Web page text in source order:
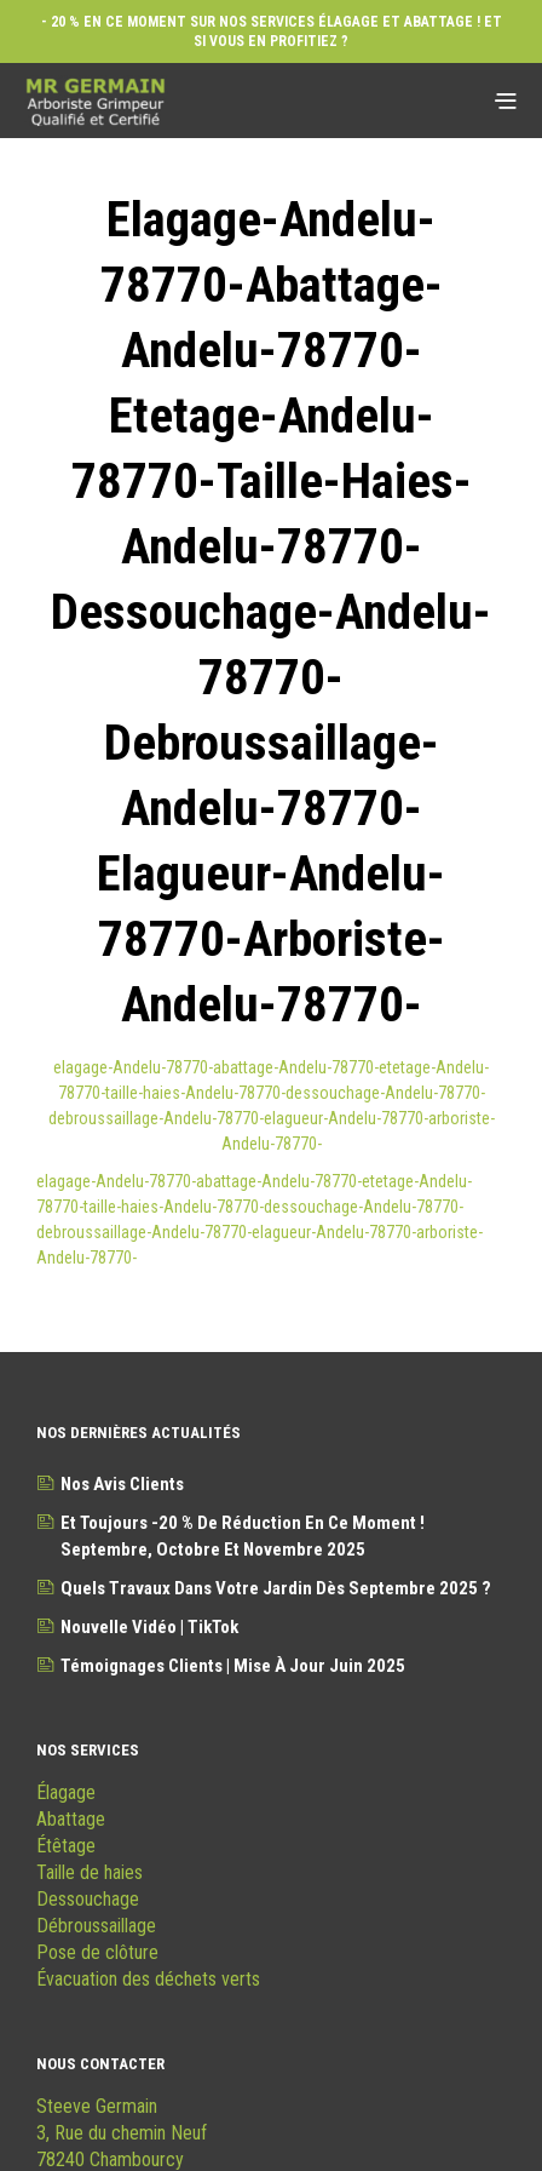
- 20 % EN CE MOMENT SUR NOS SERVICES ÉLAGAGE ET ABATTAGE ! ET
SI VOUS EN PROFITIEZ ?
Elagage-Andelu-
78770-Abattage-
Andelu-78770-
Etetage-Andelu-
78770-Taille-Haies-
Andelu-78770-
Dessouchage-Andelu-
78770-
Debroussaillage-
Andelu-78770-
Elagueur-Andelu-
78770-Arboriste-
Andelu-78770-
elagage-Andelu-78770-abattage-Andelu-78770-etetage-Andelu-
78770-taille-haies-Andelu-78770-dessouchage-Andelu-78770-
debroussaillage-Andelu-78770-elagueur-Andelu-78770-arboriste-
Andelu-78770-
elagage-Andelu-78770-abattage-Andelu-78770-etetage-Andelu-
78770-taille-haies-Andelu-78770-dessouchage-Andelu-78770-
debroussaillage-Andelu-78770-elagueur-Andelu-78770-arboriste-
Andelu-78770-
NOS DERNIÈRES ACTUALITÉS
Nos Avis Clients
Et Toujours -20 % De Réduction En Ce Moment !
Septembre, Octobre Et Novembre 2025
Quels Travaux Dans Votre Jardin Dès Septembre 2025 ?
Nouvelle Vidéo | TikTok
Témoignages Clients | Mise À Jour Juin 2025
NOS SERVICES
Élagage
Abattage
Étêtage
Taille de haies
Dessouchage
Débroussaillage
Pose de clôture
Évacuation des déchets verts
NOUS CONTACTER
Steeve Germain
3, Rue du chemin Neuf
78240 Chambourcy